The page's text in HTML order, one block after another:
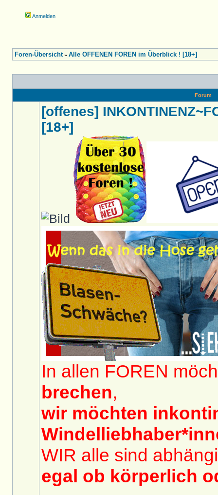
Anmelden
Foren-Übersicht» Alle OFFENEN FOREN im Überblick ! [18+]
Forum
[offenes]
[18+]
In allen FOREN
brechen,
wir möchten
WIR alle sind
egal ob körperlich